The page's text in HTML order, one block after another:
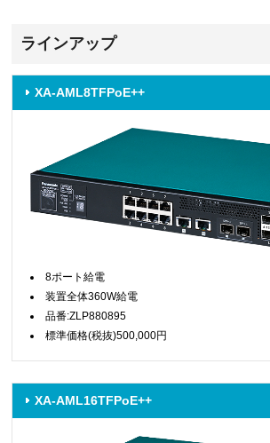
ラインアップ
XA-AML8TFPoE++
8ポート給電
装置全体360W給電
品番:ZLP880895
標準価格(税抜)500,000円
XA-AML16TFPoE++